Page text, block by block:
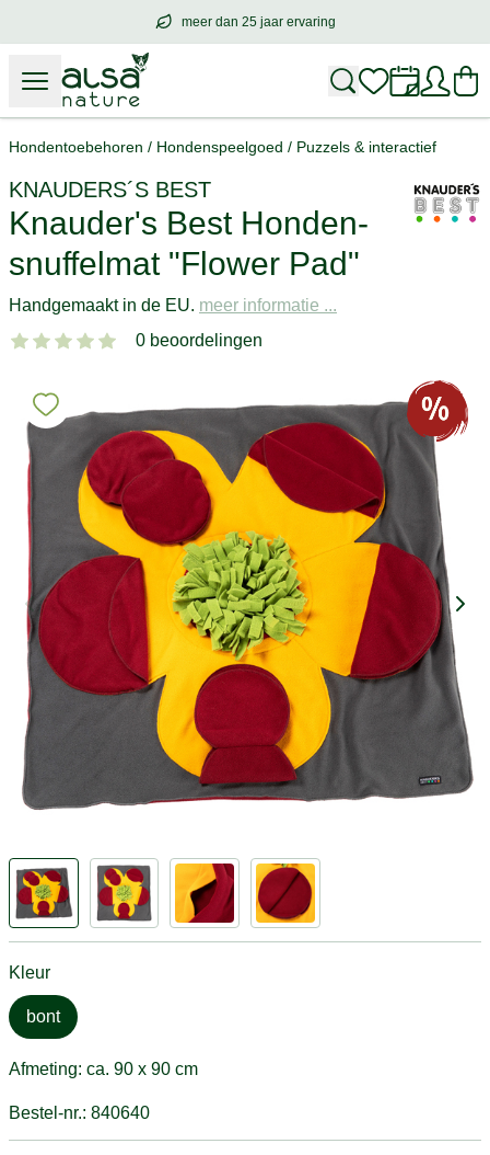
meer dan 25 jaar ervaring
meer dan25 jaar ervaring
Hondentoebehoren / Hondenspeelgoed / Puzzels & interactief
KNAUDERS´S BEST
Knauder's Best Honden-
snuffelmat "Flower Pad"
Handgemaakt in de EU. meer informatie ...
0 beoordelingen
Kleur
bont
Afmeting: ca. 90 x 90 cm
Bestel-nr.: 840640